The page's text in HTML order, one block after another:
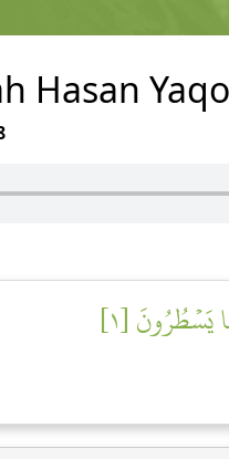
Hasan
يَسۡطُرُونَ [١]